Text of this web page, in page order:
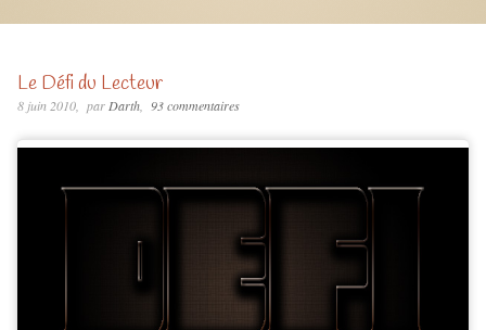
Le Défi du Lecteur
8 juin 2010 parDarth 93 commentaires